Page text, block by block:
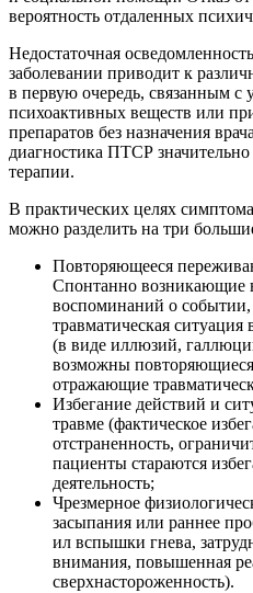
вероятность отдаленных
Недостаточная
заболевании приводит к
в первую очередь, связанным с
психоактивных веществ или
препаратов без назначения
диагностика ПТСР
терапии.
В практических целях
можно разделить на три
Повторяющееся
Спонтанно возникающие
воспоминаний о
травматическая ситуация
(в виде иллюзий,
возможны
отражающие
Избегание действий и
травме (фактическое
отстраненность,
пациенты стараются
деятельность;
Чрезмерное
засыпания или раннее
ил вспышки гнева,
внимания, повышенная
сверхнастороженность).